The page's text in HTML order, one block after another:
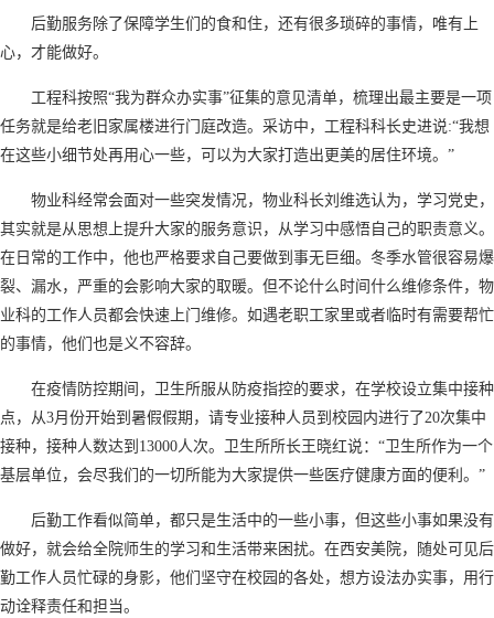
后勤服务除了保障学生们的食和住，还有很多琐碎的事情，唯有上
心，才能做好。
工程科按照“我为群众办实事”征集的意见清单，梳理出最主要是一项
任务就是给老旧家属楼进行门庭改造。采访中，工程科科长史进说:“我想
在这些小细节处再用心一些，可以为大家打造出更美的居住环境。”
物业科经常会面对一些突发情况，物业科长刘维选认为，学习党史，
其实就是从思想上提升大家的服务意识，从学习中感悟自己的职责意义。
在日常的工作中，他也严格要求自己要做到事无巨细。冬季水管很容易爆
裂、漏水，严重的会影响大家的取暖。但不论什么时间什么维修条件，物
业科的工作人员都会快速上门维修。如遇老职工家里或者临时有需要帮忙
的事情，他们也是义不容辞。
在疫情防控期间，卫生所服从防疫指控的要求，在学校设立集中接种
点，从3月份开始到暑假假期，请专业接种人员到校园内进行了20次集中
接种，接种人数达到13000人次。卫生所所长王晓红说：“卫生所作为一个
基层单位，会尽我们的一切所能为大家提供一些医疗健康方面的便利。”
后勤工作看似简单，都只是生活中的一些小事，但这些小事如果没有
做好，就会给全院师生的学习和生活带来困扰。在西安美院，随处可见后
勤工作人员忙碌的身影，他们坚守在校园的各处，想方设法办实事，用行
动诠释责任和担当。